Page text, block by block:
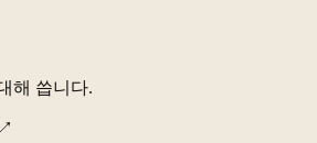
화가 글림프(glymphatic) 시...
해 씁니다.
↗